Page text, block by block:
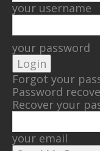
your username
your password
Forgot your
Password
Recover your
your email